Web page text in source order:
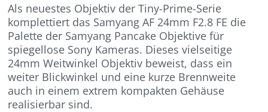
Als neuestes Objektiv der Tiny-Prime-Serie
komplettiert das Samyang AF 24mm F2.8 FE die
Palette der Samyang Pancake Objektive für
spiegellose Sony Kameras. Dieses vielseitige
24mm Weitwinkel Objektiv beweist, dass ein
weiter Blickwinkel und eine kurze Brennweite
auch in einem extrem kompakten Gehäuse
realisierbar sind.